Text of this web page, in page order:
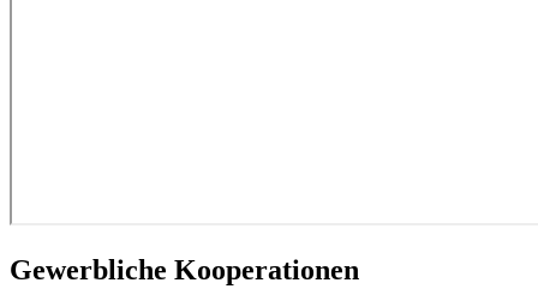
Gewerbliche Kooperationen